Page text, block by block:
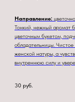
Направление:
Тонкий, нежный аромат
цветочным букетом,
обладательницы.
женской натуры, а
внутреннюю силу и
30 руб.